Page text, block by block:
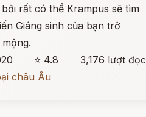
rất có thể Krampus sẽ tìm
Giáng sinh của bạn trở
⭐ 4.8
3,176 lượt đọc
châu Âu